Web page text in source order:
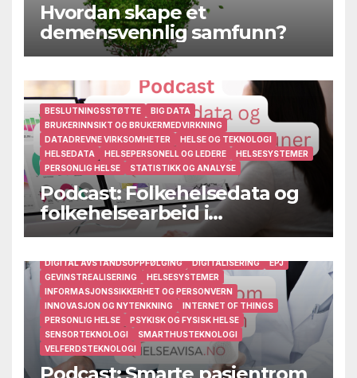
Hvordan skape et
demensvennlig samfunn?
BESLUTNINGSSTØTTE
BIG DATA
BRUKERINNSIKT OG BRUKERMEDVIRKNING
DATADREVNE VIRKSOMHETER
HELSE OG TEKNOLOGI
HELSEDATA
HELSEPERSONELL OG LEDERE
HELSESYSTEMER
PERSONLIG HELSE
STATISTIKK OG ANALYSE
Podcast: Folkehelsedata og
folkehelsearbeid i
kommuner
DIGITAL AVSTANDSOPPFØLGING
DIGITALISERING
EPJ
GEVINSTREALISERING
HELSESYSTEMER
INFORMASJONSSIKKERHET OG PERSONVERN
INNOVASJON OG NYTENKNING
INTERNET OF THINGS
PERSONLIG HELSE
PSYKISK OG FYSISK HELSE
SENSORTEKNOLOGI
SMARTHUSTEKNOLOGI
VELFERDSTEKNOLOGI